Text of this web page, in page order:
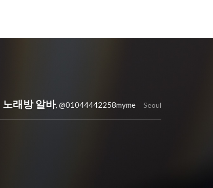
노래방 알바, @01044442258myme Seoul